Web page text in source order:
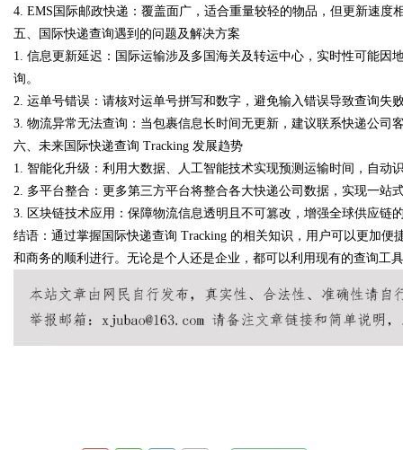
Bo
ar
4. EMS国际邮政快递：覆盖面广，适合重量较轻的物品，但更新速度
五、国际快递查询遇到的问题及解决方案
1. 信息更新延迟：国际运输涉及多国海关及转运中心，实时性可能因
询。
2. 运单号错误：请核对运单号拼写和数字，避免输入错误导致查询失
3. 物流异常无法查询：当包裹信息长时间无更新，建议联系快递公司
六、未来国际快递查询 Tracking 发展趋势
1. 智能化升级：利用大数据、人工智能技术实现预测运输时间，自动
2. 多平台整合：更多第三方平台将整合各大快递公司数据，实现一站
3. 区块链技术应用：保障物流信息透明且不可篡改，增强全球供应链
结语：通过掌握国际快递查询 Tracking 的相关知识，用户可以更加
和商务的顺利进行。无论是个人还是企业，都可以利用现有的查询工